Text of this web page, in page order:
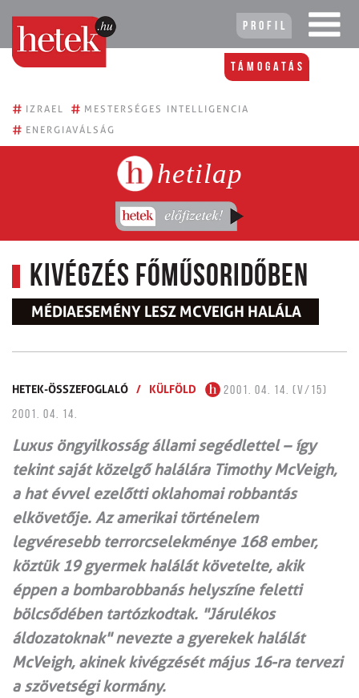
Profil
Támogatás
# IZRAEL # MESTERSÉGES INTELLIGENCIA
# ENERGIAVÁLSÁG
hetilap
Kivégzés főműsoridőben
MÉDIAESEMÉNY LESZ MCVEIGH HALÁLA
HETEK-ÖSSZEFOGLALÓ / KÜLFÖLD
2001. 04. 14. (V/15)
2001. 04. 14.
Luxus öngyilkosság állami segédlettel – így
tekint saját közelgő halálára Timothy McVeigh,
a hat évvel ezelőtti oklahomai robbantás
elkövetője. Az amerikai történelem
legvéresebb terrorcselekménye 168 ember,
köztük 19 gyermek halálát követelte, akik
éppen a bombarobbanás helyszíne feletti
bölcsődében tartózkodtak. "Járulékos
áldozatoknak" nevezte a gyerekek halálát
McVeigh, akinek kivégzését május 16-ra tervezi
a szövetségi kormány.